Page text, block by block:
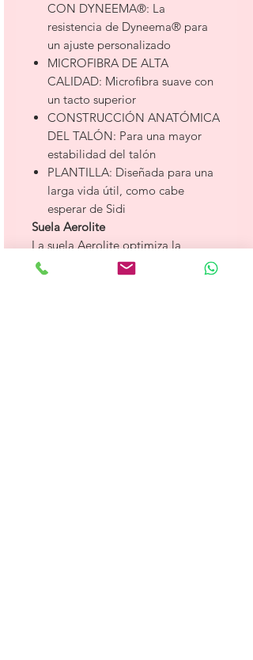
CON DYNEEMA®: La
resistencia de Dyneema® para
un ajuste personalizado
MICROFIBRA DE ALTA
CALIDAD: Microfibra suave con
un tacto superior
CONSTRUCCIÓN ANATÓMICA
DEL TALÓN: Para una mayor
estabilidad del talón
PLANTILLA: Diseñada para una
larga vida útil, como cabe
esperar de Sidi
Suela Aerolite
La suela Aerolite optimiza la
aerodinámica y la transmisión de